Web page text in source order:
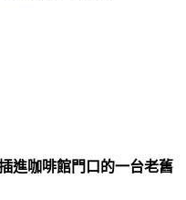
進咖啡館門口的一台老舊